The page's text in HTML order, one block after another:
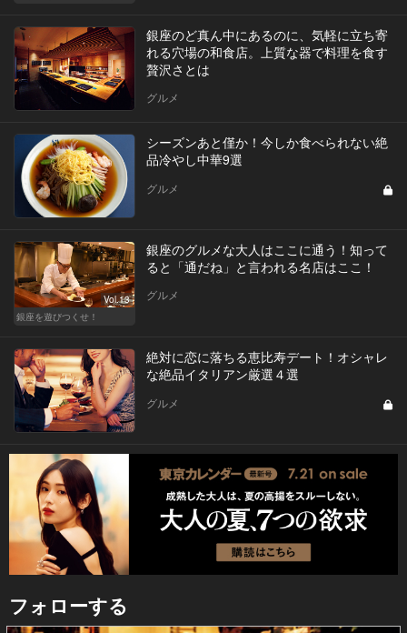
銀座のど真ん中にあるのに、気軽に立ち寄
れる穴場の和食店。上質な器で料理を食す
贅沢さとは
グルメ
シーズンあと僅か！今しか食べられない絶
品冷やし中華9選
グルメ
Vol.13
銀座を遊びつくせ！
銀座のグルメな大人はここに通う！知って
ると「通だね」と言われる名店はここ！
グルメ
絶対に恋に落ちる恵比寿デート！オシャレ
な絶品イタリアン厳選４選
グルメ
フォローする